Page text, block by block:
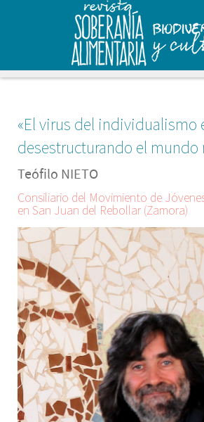
«El virus del individualismo
desestructurando el mundo
Teófilo NIETO
Consiliario del Movimiento de
en San Juan del Rebollar (Zamora)